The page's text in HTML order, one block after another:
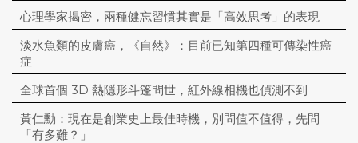
心理學家揭密，兩種健忘習慣其實是「高效思考」的表現
淡水魚類的皮膚癌，《自然》：目前已知第四種可傳染性癌
症
全球首個 3D 熱隱形斗篷問世，紅外線相機也偵測不到
黃仁勳：現在是創業史上最佳時機，別問值不值得，先問
「有多難？」